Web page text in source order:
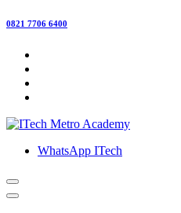
0821 7706 6400
WhatsApp ITech